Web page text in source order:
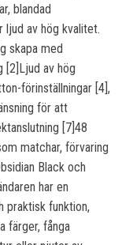
blandad
ljud av hög kvalitet.
skapa med
[2]Ljud av hög
förinställningar [4],
för att
[7]48
matchar, förvaring
Black och
har en
praktisk funktion,
färger, fånga